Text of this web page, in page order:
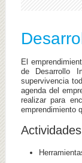
El
de Desarrollo
supervivencia
agenda del
realizar para
emprendimiento